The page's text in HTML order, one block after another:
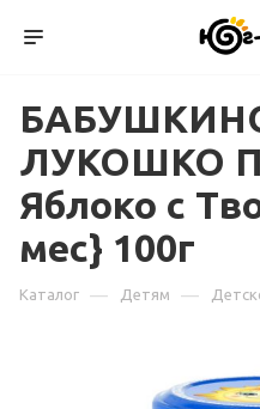
ЛУКОШКО
Яблоко с
мес} 100г
Каталог — Детям —